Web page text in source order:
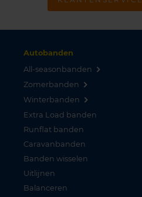
Autobanden
All-seasonbanden
Zomerbanden
Winterbanden
Extra Load banden
Runflat banden
Caravanbanden
Banden wisselen
Uitlijnen
Balanceren